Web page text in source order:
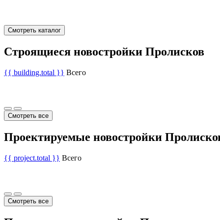
Смотреть каталог
Строящиеся новостройки Пролисков
{{ building.total }} Всего
Смотреть все
Проектируемые новостройки
{{ project.total }} Всего
Смотреть все